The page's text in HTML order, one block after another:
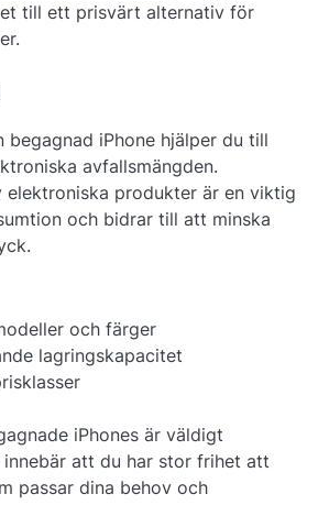
till ett prisvärt alternativ för
begagnad iPhone hjälper du till
avfallsmängden.
elektroniska produkter är en viktig
och bidrar till att minska
och färger
lagringskapacitet
iPhones är väldigt
att du har stor frihet att
passar dina behov och